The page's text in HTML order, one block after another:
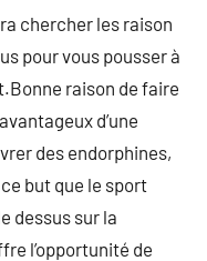
chercher les raison
pour vous pousser à
raison de faire
d’une
des endorphines,
ce but que le sport
dessus sur la
l’opportunité de